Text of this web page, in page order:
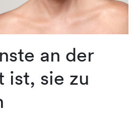
an der
ist, sie zu